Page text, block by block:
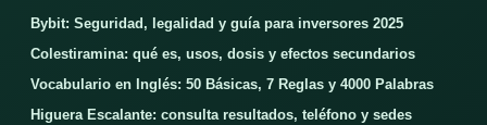
Bybit: Seguridad, legalidad y guía para inversores 2025
Colestiramina: qué es, usos, dosis y efectos secundarios
Vocabulario en Inglés: 50 Básicas, 7 Reglas y 4000 Palabras
Higuera Escalante: consulta resultados, teléfono y sedes